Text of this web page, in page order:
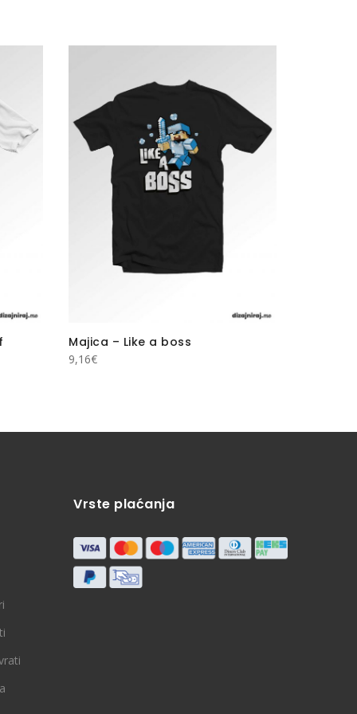
Majica – Like a boss
9,16€
Vrste plaćanja